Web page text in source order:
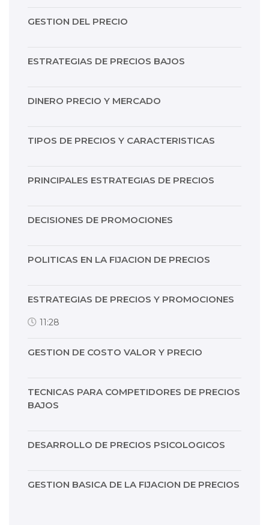
GESTION DEL PRECIO
ESTRATEGIAS DE PRECIOS BAJOS
DINERO PRECIO Y MERCADO
TIPOS DE PRECIOS Y CARACTERISTICAS
PRINCIPALES ESTRATEGIAS DE PRECIOS
DECISIONES DE PROMOCIONES
POLITICAS EN LA FIJACION DE PRECIOS
ESTRATEGIAS DE PRECIOS Y PROMOCIONES
11:28
GESTION DE COSTO VALOR Y PRECIO
TECNICAS PARA COMPETIDORES DE PRECIOS
BAJOS
DESARROLLO DE PRECIOS PSICOLOGICOS
GESTION BASICA DE LA FIJACION DE PRECIOS